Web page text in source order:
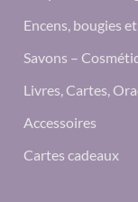
Encens, bougies
Savons –
Livres, Cartes,
Accessoires
Cartes cadeaux